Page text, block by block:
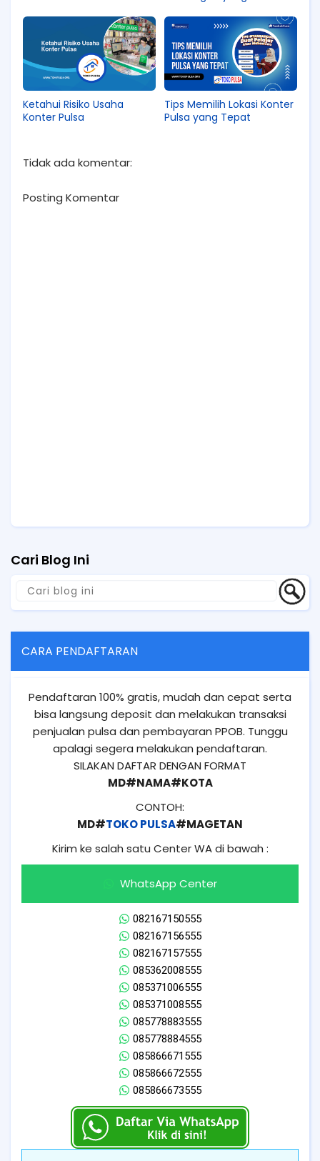
Ketahui Risiko Usaha
Konter Pulsa
Tips Memilih Lokasi Konter
Pulsa yang Tepat
Tidak ada komentar:
Posting Komentar
Cari Blog Ini
CARA PENDAFTARAN
Pendaftaran 100% gratis, mudah dan cepat serta
bisa langsung deposit dan melakukan transaksi
penjualan pulsa dan pembayaran PPOB. Tunggu
apalagi segera melakukan pendaftaran.
SILAKAN DAFTAR DENGAN FORMAT
MD#NAMA#KOTA
CONTOH:
MD#TOKO PULSA#MAGETAN
Kirim ke salah satu Center WA di bawah :
WhatsApp Center
082167150555
082167156555
082167157555
085362008555
085371006555
085371008555
085778883555
085778884555
085866671555
085866672555
085866673555